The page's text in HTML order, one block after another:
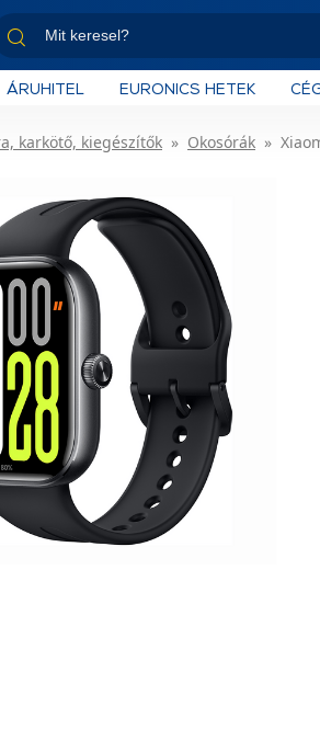
ÁRUHITEL EURONICS HETEK
karkötő, kiegészítők Okosórák